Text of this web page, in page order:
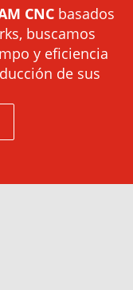
CNC basados
buscamos
y eficiencia
de sus